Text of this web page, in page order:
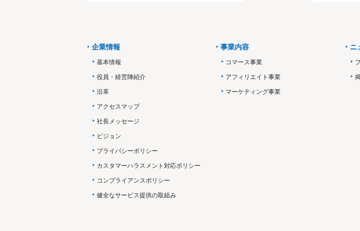
企業情報
基本情報
役員・経営陣紹介
沿革
アクセスマップ
社長メッセージ
ビジョン
プライバシーポリシー
カスタマーハラスメント対応ポリシー
コンプライアンスポリシー
健全なサービス提供の取組み
事業内容
コマース事業
アフィリエイト事業
マーケティング事業
ニ